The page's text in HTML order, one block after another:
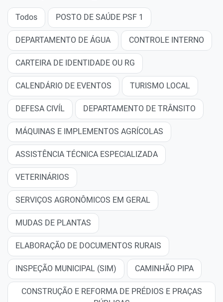
Todos POSTO DE SAÚDE PSF 1
DEPARTAMENTO DE ÁGUA CONTROLE INTERNO
CARTEIRA DE IDENTIDADE OU RG
CALENDÁRIO DE EVENTOS TURISMO LOCAL
DEFESA CIVÍL DEPARTAMENTO DE TRÂNSITO
MÁQUINAS E IMPLEMENTOS AGRÍCOLAS
ASSISTÊNCIA TÉCNICA ESPECIALIZADA
VETERINÁRIOS
SERVIÇOS AGRONÔMICOS EM GERAL
MUDAS DE PLANTAS
ELABORAÇÃO DE DOCUMENTOS RURAIS
INSPEÇÃO MUNICIPAL (SIM) CAMINHÃO PIPA
CONSTRUÇÃO E REFORMA DE PRÉDIOS E PRAÇAS